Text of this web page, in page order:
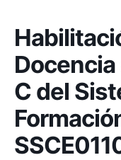
Docencia
C del